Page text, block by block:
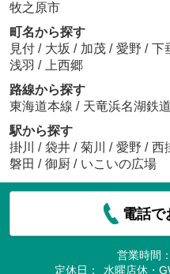
牧之原市
町名から探す
見付 / 大坂 / 加茂 / 愛野 /
浅羽 / 上西郷
路線から探す
東海道本線 / 天竜浜名湖鉄道
駅から探す
掛川 / 袋井 / 菊川 / 愛野 / 西
磐田 / 御厨 / いこいの広場
電話で
営業時間：
定休日：
水曜店休・